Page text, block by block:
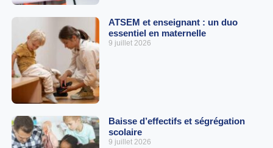
ATSEM et enseignant : un duo
essentiel en maternelle
9 juillet 2026
Baisse d’effectifs et ségrégation
scolaire
9 juillet 2026